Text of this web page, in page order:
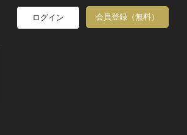
ログイン 会員登録（無料）